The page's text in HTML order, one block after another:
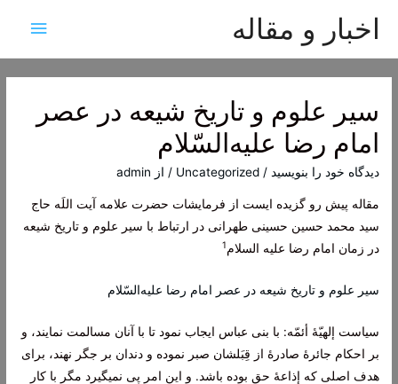
اخبار و مقاله
اصلی
سير علوم‌ و تاريخ‌ شيعه‌ در عصر
امام‌ رضا عليه‌السّلام
دیدگاه‌ خود را بنویسید /
Uncategorized / از admin
مقاله پیش رو گزیده ایست از فرمایشات حضرت علامه آیت اللَه حاج
سید محمد حسین حسینی طهرانی در ارتباط با سیر علوم و تاریخ شیعه
در زمان امام رضا علیه السلام1
سير علوم‌ و تاريخ‌ شيعه‌ در عصر امام‌ رضا عليه‌السّلام
سياست‌ إلهيّۀ أئمّه‌: با بنی عباس‌ ايجاب‌ نمود تا با آنان‌ مسالمت‌ نمايند، و
بر احکام‌ جائرۀ صادرۀ از قِبَلشان‌ صبر نموده‌ و دندان‌ بر جگر نهند، برای
هدف‌ اصلی که‌ إذاعۀ حق‌ بوده‌ باشد. و اين‌ امر پی نمیگيرد مگر با کار